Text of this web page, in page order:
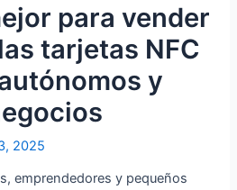
para vender
tarjetas NFC
y
2025
emprendedores y pequeños